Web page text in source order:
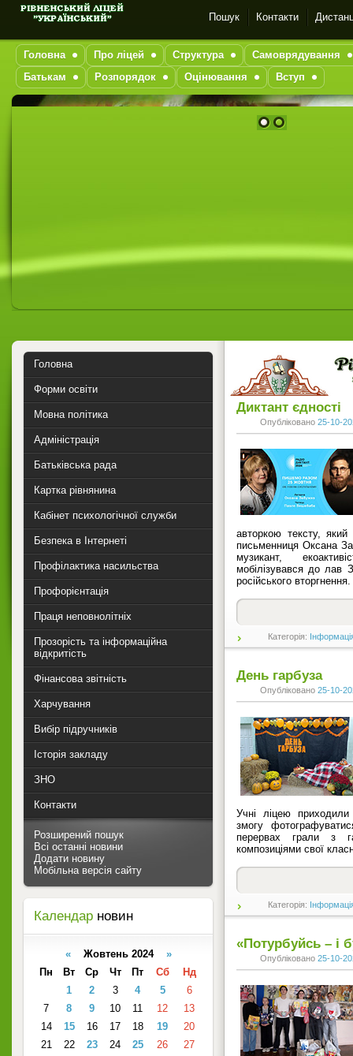
Пошук Контакти
Головна Про ліцей Структура
Самоврядування
Батькам
Розпорядок Оцінювання Вступ
Диктант єдності
Опубліковано 25-10-
авторкою тексту,
письменниця Оксана
музикант,
мобілізувався до лав
російського вторгнення.
Категорія:
День гарбуза
Опубліковано 25-10-
Учні ліцею
змогу
перервах грали з
композиціями свої
Категорія:
«Потурбуйсь – і
Опубліковано 25-10-
Головна
Форми освіти
Мовна політика
Адміністрація
Батьківська рада
Картка рівнянина
Кабінет психологічної служби
Безпека в Інтернеті
Профілактика насильства
Профорієнтація
Праця неповнолітніх
Прозорість та інформаційна
відкритість
Фінансова звітність
Харчування
Вибір підручників
Історія закладу
ЗНО
Контакти
Розширений пошук
Всі останні новини
Додати новину
Мобільна версія сайту
Календар новин
«Жовтень 2024 »
Пн
Вт Ср Чт Пт Сб
Нд
1
2 3 4 5
6
7
8 9 10 11 12
13
14
15 16 17 18 19
20
21
22 23 24 25 26
27